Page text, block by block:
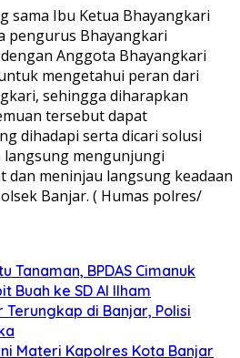
sama Ibu Ketua Bhayangkari
pengurus Bhayangkari
Anggota Bhayangkari
mengetahui peran dari
sehingga diharapkan
tersebut dapat
dihadapi serta dicari solusi
mengunjungi
dan meninjau langsung keadaan
Banjar. ( Humas polres/
Tanaman, BPDAS Cimanuk
Buah ke SD Al Ilham
Terungkap di Banjar, Polisi
Materi Kapolres Kota Banjar